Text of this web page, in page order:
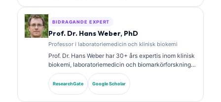
BIDRAGANDE EXPERT
Prof. Dr. Hans Weber, PhD
Professor i laboratoriemedicin och klinisk biokemi
Prof. Dr. Hans Weber har 30+ års expertis inom klinisk
biokemi, laboratoriemedicin och biomarkörforskning.
Tidigare president för German Society for Clinical
Chemistry, och han specialiserar sig på analys av
diagnostiska paneler, standardisering av biomarkörer
ResearchGate Google Scholar